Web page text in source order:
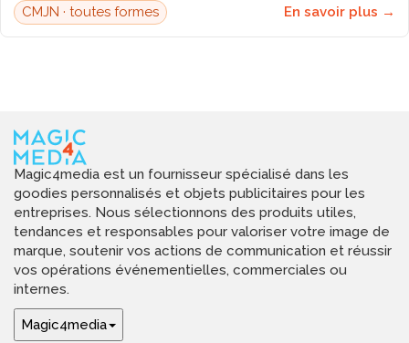
CMJN · toutes formes En savoir plus →
Magic4media est un fournisseur spécialisé dans les
goodies personnalisés et objets publicitaires pour les
entreprises. Nous sélectionnons des produits utiles,
tendances et responsables pour valoriser votre image de
marque, soutenir vos actions de communication et réussir
vos opérations événementielles, commerciales ou
internes.
Magic4media